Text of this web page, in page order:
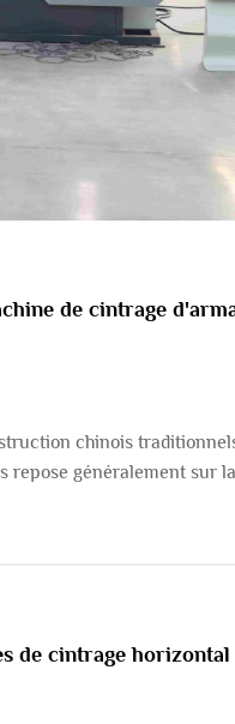
de cintrage
chinois
repose généralement sur
garantir la précision.
des systèmes et
de cintrage horizontal